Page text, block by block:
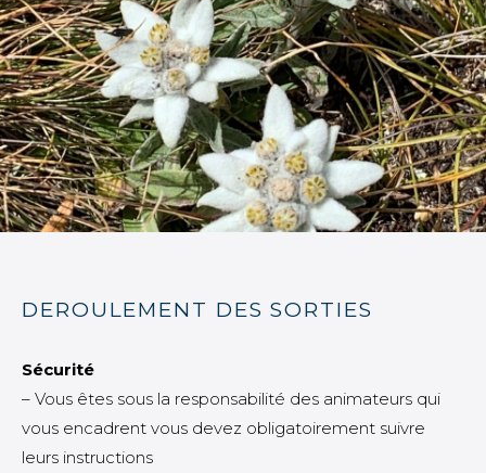
DEROULEMENT DES SORTIES
Sécurité
– Vous êtes sous la responsabilité des animateurs qui
vous encadrent vous devez obligatoirement suivre
leurs instructions